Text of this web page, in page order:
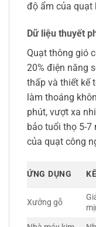
độ ẩm của quạt
Dữ liệu thuyết
Quạt thông gió
20% điện năng
thấp và thiết kế
làm thoáng
phút, vượt xa
bảo tuổi thọ 5-7
của quạt công
ỨNG DỤNG
Xưởng gỗ